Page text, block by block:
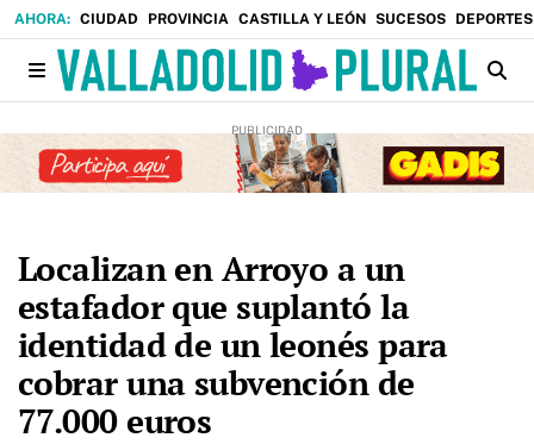
CIUDAD PROVINCIA CASTILLA Y LEÓN SUCESOS DEPORTES
Localizan en Arroyo a un
estafador que suplantó la
identidad de un leonés para
cobrar una subvención de
77.000 euros